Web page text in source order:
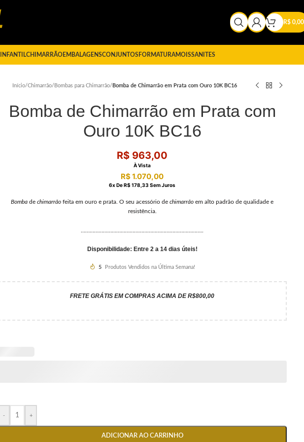
R$ 0,00
INFANTILCHIMARRÃOEMBALAGENSCONJUNTOS FORMATURAMOISSANITES
Início/Chimarrão/ Bombas para Chimarrão/ Bomba de Chimarrão em Prata com Ouro 10K BC16
Bomba de Chimarrão em Prata com
Ouro 10K BC16
R$ 963,00
À Vista
R$1.070,00
6X DeR$ 178,33 Sem Juros
Bomba de chimarrão feita em ouro e prata. O seu acessório de chimarrão em alto padrão de qualidade e
resistência.
Disponibilidade: Entre 2 a 14 dias úteis!
5 Produtos Vendidos na Última Semana!
FRETE GRÁTIS EM COMPRAS ACIMA DE R$800,00
- +
ADICIONAR AO CARRINHO